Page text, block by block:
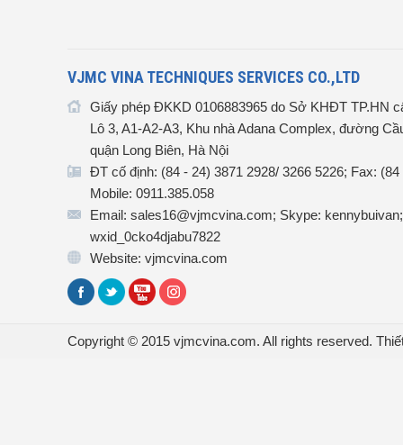
VJMC VINA TECHNIQUES SERVICES CO.,LTD
Giấy phép ĐKKD 0106883965 do Sở KHĐT TP.HN
Lô 3, A1-A2-A3, Khu nhà Adana Complex, đường
quận Long Biên, Hà Nội
ĐT cố định: (84 - 24) 3871 2928/ 3266 5226; Fax:
Mobile: 0911.385.058
Email: sales16@vjmcvina.com; Skype:
wxid_0cko4djabu7822
Website: vjmcvina.com
Copyright © 2015 vjmcvina.com. All rights reserved.